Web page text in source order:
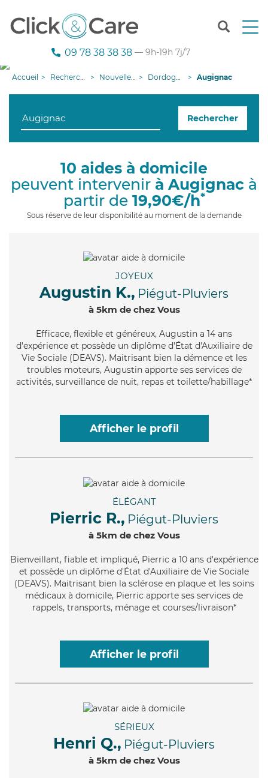
T
n
g
i
09 78 38 38 38 — 9h-19h 7j/7
Accueil Recherche aide à domicile Nouvelle-Aquitaine Dordogne Augignac
Rechercher
10 aides à domicile
peuvent intervenir à Augignac à
partir de 19,90€/h*
Sous réserve de leur disponibilité au moment de la demande
JOYEUX
Augustin K., Piégut-Pluviers
à 5km de chez Vous
Efficace, flexible et généreux, Augustin a 14 ans
d'expérience et possède un diplôme d'État d'Auxiliaire de
Vie Sociale (DEAVS). Maitrisant bien la démence et les
troubles moteurs, Augustin apporte ses services de
activités, surveillance de nuit, repas et toilette/habillage*
Afficher le profil
ÉLÉGANT
Pierric R., Piégut-Pluviers
à 5km de chez Vous
Bienveillant, fiable et impliqué, Pierric a 10 ans d'expérience
et possède un diplôme d'État d'Auxiliaire de Vie Sociale
(DEAVS). Maitrisant bien la sclérose en plaque et les soins
médicaux à domicile, Pierric apporte ses services de
rappels, transports, ménage et courses/livraison*
Afficher le profil
SÉRIEUX
Henri Q., Piégut-Pluviers
à 5km de chez Vous